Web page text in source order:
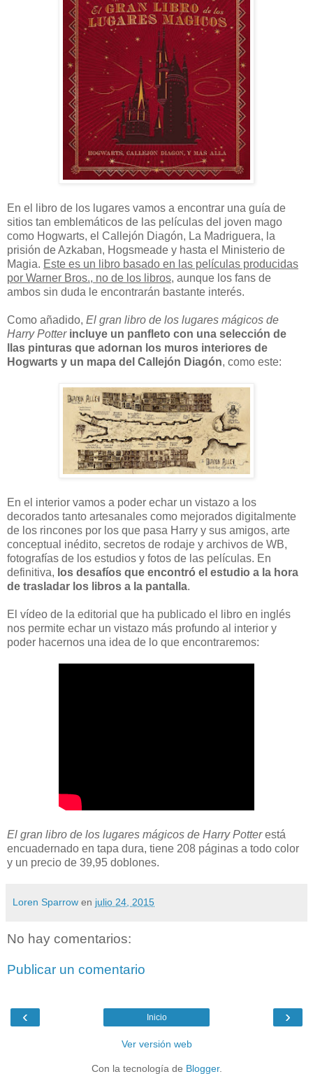
En el libro de los lugares vamos a encontrar una guía de
sitios tan emblemáticos de las películas del joven mago
como Hogwarts, el Callejón Diagón, La Madriguera, la
prisión de Azkaban, Hogsmeade y hasta el Ministerio de
Magia. Este es un libro basado en las películas producidas
por Warner Bros., no de los libros, aunque los fans de
ambos sin duda le encontrarán bastante interés.
Como añadido, El gran libro de los lugares mágicos de
Harry Potter incluye un panfleto con una selección de
llas pinturas que adornan los muros interiores de
Hogwarts y un mapa del Callejón Diagón, como este:
En el interior vamos a poder echar un vistazo a los
decorados tanto artesanales como mejorados digitalmente
de los rincones por los que pasa Harry y sus amigos, arte
conceptual inédito, secretos de rodaje y archivos de WB,
fotografías de los estudios y fotos de las películas. En
definitiva, los desafíos que encontró el estudio a la hora
de trasladar los libros a la pantalla.
El vídeo de la editorial que ha publicado el libro en inglés
nos permite echar un vistazo más profundo al interior y
poder hacernos una idea de lo que encontraremos:
El gran libro de los lugares mágicos de Harry Potterestá
encuadernado en tapa dura, tiene 208 páginas a todo color
y un precio de 39,95 doblones.
Loren Sparrow en julio 24, 2015
No hay comentarios:
Publicar un comentario
‹ ›
Inicio
Ver versión web
Con la tecnología de Blogger.